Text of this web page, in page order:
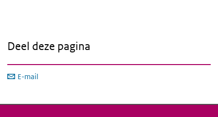
Deel deze pagina
E-mail